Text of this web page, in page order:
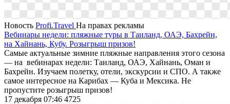
Новость Profi.Travel На правах рекламы
Вебинары недели: пляжные туры в Таиланд, ОАЭ, Бахрейн,
на Хайнань, Кубу. Розыгрыш призов!
Самые актуальные зимние пляжные направления этого сезона
— на вебинарах недели: Таиланд, ОАЭ, Хайнань, Оман и
Бахрейн. Изучаем полетку, отели, экскурсии и СПО. А также
самое интересное на Карибах — Куба и Мексика. Не
пропустите розыгрыш призов!
17 декабря 07:46 4725